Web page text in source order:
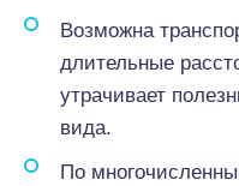
Возможна
длительные
утрачивает
вида.
По